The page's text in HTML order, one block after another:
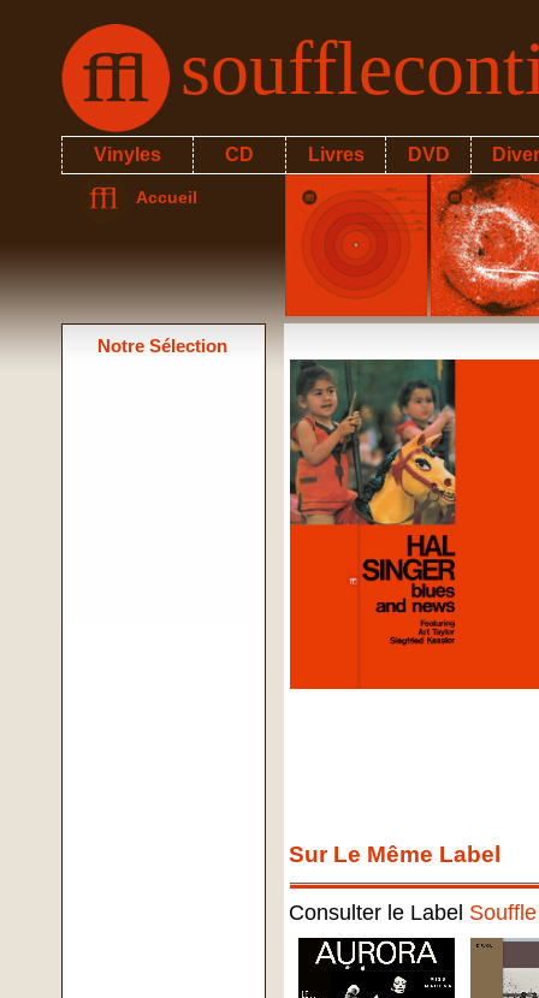
Vinyles CD Livres DVD
Accueil
Notre Sélection
Sur Le Même Label
Consulter le Label